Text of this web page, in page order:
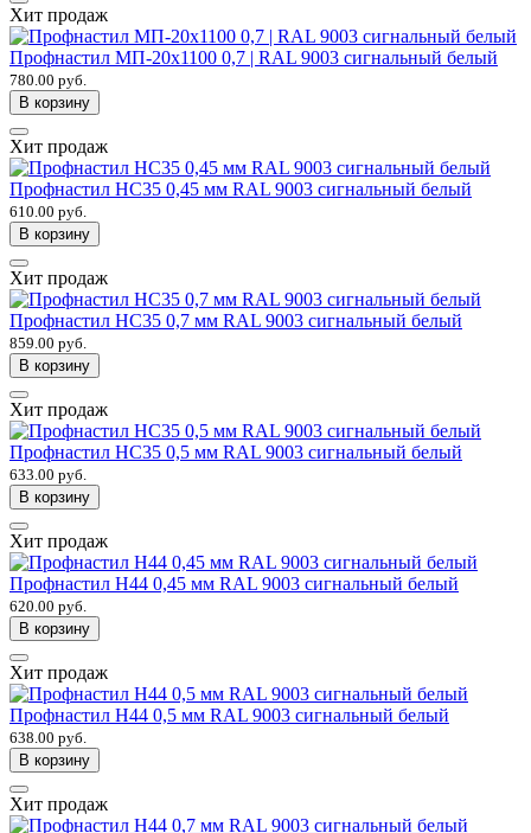
Хит продаж
Профнастил МП-20х1100 0,7 | RAL 9003 сигнальный белый
780.00 руб.
В корзину
Хит продаж
Профнастил НС35 0,45 мм RAL 9003 сигнальный белый
610.00 руб.
В корзину
Хит продаж
Профнастил НС35 0,7 мм RAL 9003 сигнальный белый
859.00 руб.
В корзину
Хит продаж
Профнастил НС35 0,5 мм RAL 9003 сигнальный белый
633.00 руб.
В корзину
Хит продаж
Профнастил Н44 0,45 мм RAL 9003 сигнальный белый
620.00 руб.
В корзину
Хит продаж
Профнастил Н44 0,5 мм RAL 9003 сигнальный белый
638.00 руб.
В корзину
Хит продаж